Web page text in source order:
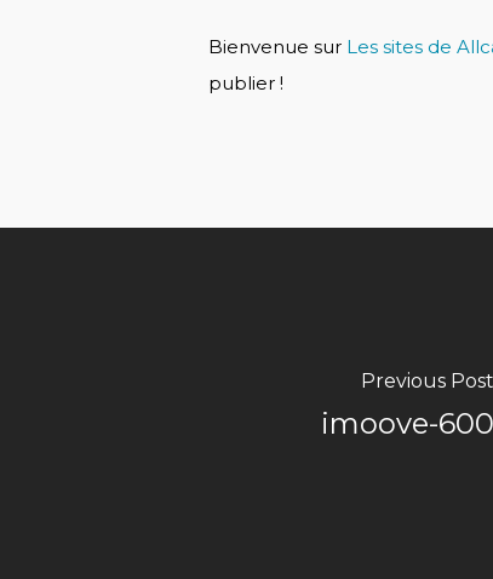
Bienvenue sur Les sites de
publier !
Previous Post
imoove-600